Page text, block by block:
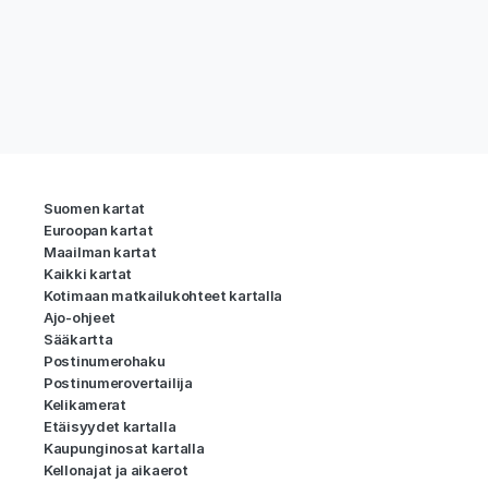
Suomen kartat
Euroopan kartat
Maailman kartat
Kaikki kartat
Kotimaan matkailukohteet kartalla
Ajo-ohjeet
Sääkartta
Postinumerohaku
Postinumerovertailija
Kelikamerat
Etäisyydet kartalla
Kaupunginosat kartalla
Kellonajat ja aikaerot